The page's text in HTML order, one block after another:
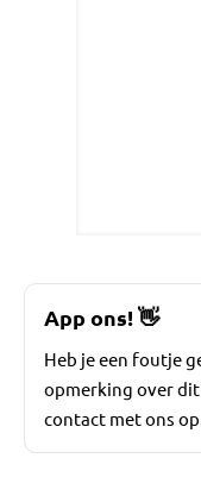
App ons! 👋
Heb je een foutje
opmerking over
contact met ons op.